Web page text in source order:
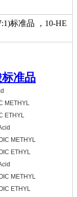
标准品 ，10-HE
准品
METHYL
ETHYL
METHYL
ETHYL
METHYL
ETHYL